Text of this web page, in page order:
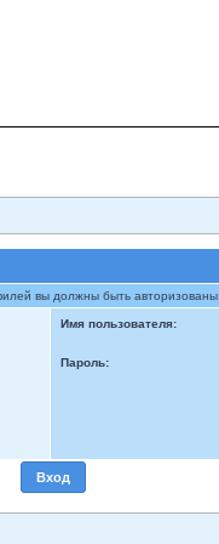
вы должны быть авторизованы.
Имя пользователя:
Пароль: